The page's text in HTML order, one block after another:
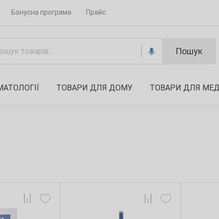
Бонусна програма Прайс
Пошук
ТОВАРИ ДЛЯ ДОМУ ТОВАРИ ДЛЯ